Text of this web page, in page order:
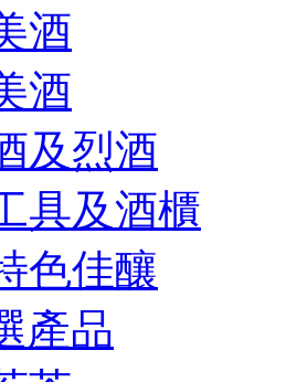
酒
酒
及烈酒
具及酒櫃
色佳釀
產品